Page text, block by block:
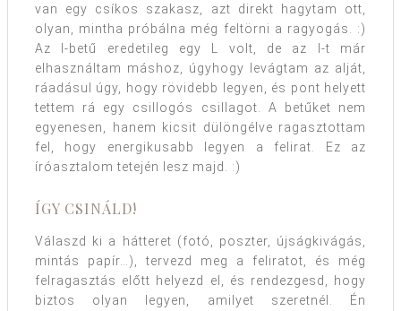
van egy csíkos szakasz, azt direkt hagytam ott,
olyan, mintha próbálna még feltörni a ragyogás. :)
Az I-betű eredetileg egy L volt, de az I-t már
elhasználtam máshoz, úgyhogy levágtam az alját,
ráadásul úgy, hogy rövidebb legyen, és pont helyett
tettem rá egy csillogós csillagot. A betűket nem
egyenesen, hanem kicsit dülöngélve ragasztottam
fel, hogy energikusabb legyen a felirat. Ez az
íróasztalom tetején lesz majd. :)
ÍGY CSINÁLD!
Válaszd ki a hátteret (fotó, poszter, újságkivágás,
mintás papír…), tervezd meg a feliratot, és még
felragasztás előtt helyezd el, és rendezgesd, hogy
biztos olyan legyen, amilyet szeretnél. Én